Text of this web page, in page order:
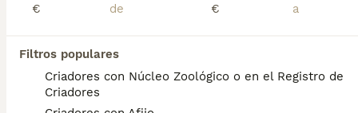
€
€
Filtros populares
Criadores con Núcleo Zoológico o en el Registro de
Criadores
Preguntas frecuentes
¿Cómo es el temperamento
del pastor islandés?